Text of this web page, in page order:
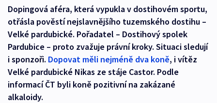
Dopingová aféra, která vypukla v dostihovém sportu,
otřásla pověstí nejslavnějšího tuzemského dostihu –
Velké pardubické. Pořadatel – Dostihový spolek
Pardubice – proto zvažuje právní kroky. Situaci sledují
i sponzoři. Dopovat měli nejméně dva koně, i vítěz
Velké pardubické Nikas ze stáje Castor. Podle
informací ČT byli koně pozitivní na zakázané
alkaloidy.